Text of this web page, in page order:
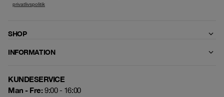
privatlivspolitik
SHOP
INFORMATION
KUNDESERVICE
Man - Fre:9:00 - 16:00